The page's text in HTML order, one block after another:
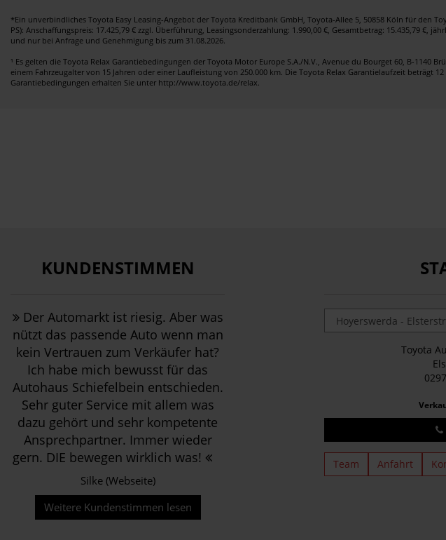
*Ein unverbindliches Toyota Easy Leasing-Angebot der Toyota Kreditbank GmbH, Toyota-Allee 5, 50858 Köln für den
PS): Anschaffungspreis: 17.425,79 € zzgl. Überführung, Leasingsonderzahlung: 1.990,00 €, Gesamtbetrag: 15.435,79
und nur bei Anfrage und Genehmigung bis zum 31.08.2026.
¹ Es gelten die Toyota Relax Garantiebedingungen der Toyota Motor Europe S.A./N.V., Avenue du Bourget 60, B-1140
einem Fahrzeugalter von 15 Jahren oder einer Laufleistung von 250.000 km. Die Toyota Relax Garantielaufzeit
Garantiebedingungen erhalten Sie unter http://www.toyota.de/relax.
KUNDENSTIMMEN
Der Automarkt ist riesig. Aber was
nützt das passende Auto wenn man
kein Vertrauen zum Verkäufer hat?
Ich habe mich bewusst für das
Autohaus Schiefelbein entschieden.
Sehr guter Service mit allem was
dazu gehört und sehr kompetente
Ansprechpartner. Immer wieder
gern. DIE bewegen wirklich was!
Silke (Webseite)
Weitere Kundenstimmen lesen
Toyota
Team Anfahrt